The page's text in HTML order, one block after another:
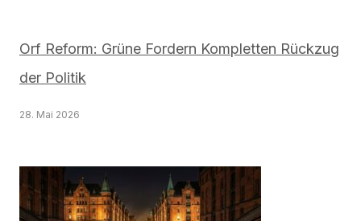
Orf Reform: Grüne Fordern Kompletten Rückzug
der Politik
28. Mai 2026